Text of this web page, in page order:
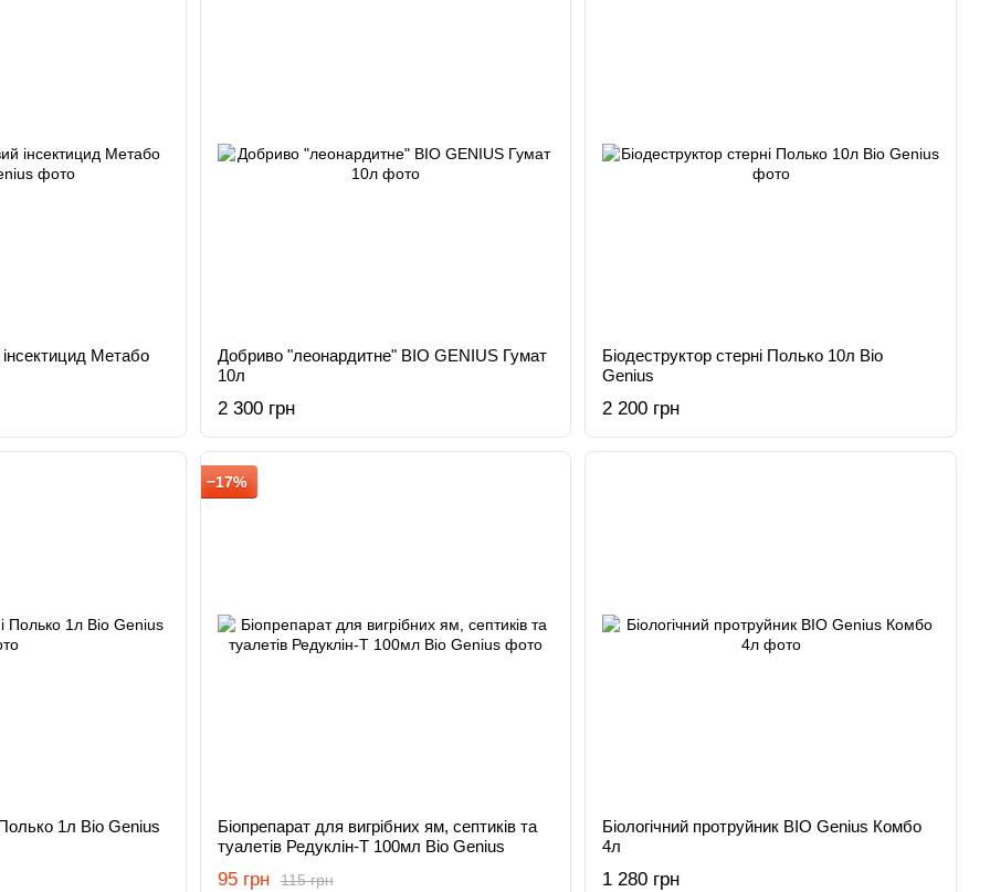
інсектицид Метабо
Добриво "леонардитне" BIO GENIUS Гумат
10л
2 300 грн
Біодеструктор стерні Полько 10л Bio
Genius
2 200 грн
1л Bio Genius
−17%
Біопрепарат для вигрібних ям, септиків та
туалетів Редуклін-Т 100мл Bio Genius
115 грн
95 грн
Біологічний протруйник BIO Genius Комбо
4л
1 280 грн